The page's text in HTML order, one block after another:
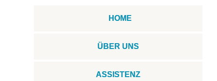
HOME
ÜBER UNS
ASSISTENZ